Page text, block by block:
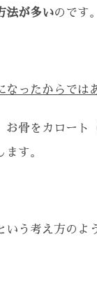
法が多いのです。
ったからでは
骨をカロート
す。
いう考え方の